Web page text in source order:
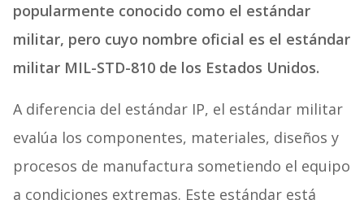
popularmente conocido como el estándar
militar, pero cuyo nombre oficial es el estándar
militar MIL-STD-810 de los Estados Unidos.
A diferencia del estándar IP, el estándar militar
evalúa los componentes, materiales, diseños y
procesos de manufactura sometiendo el equipo
a condiciones extremas. Este estándar está